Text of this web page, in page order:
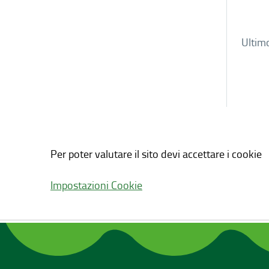
Per poter valutare il sito devi accettare i cookie
Impostazioni Cookie